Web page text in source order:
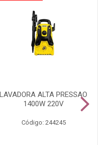
LAVADORA ALTA PRESSAO
1400W 220V
Código: 244245